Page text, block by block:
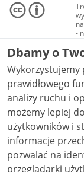
-
Dbamy o
Wykorzystujemy
prawidłowego
analizy ruchu i
możemy lepiej
użytkowników i stale
informacje
pozwalać na
przeglądarki